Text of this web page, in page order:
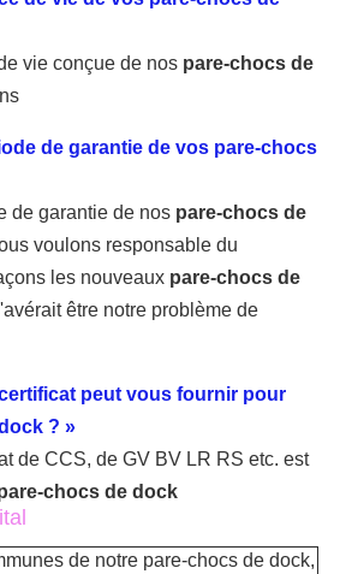
vie conçue de nos pare-chocs de
de garantie de vos pare-chocs
de garantie de nos pare-chocs de
voulons responsable du
les nouveaux pare-chocs de
être notre problème de
peut vous fournir pour
? »
de CCS, de GV BV LR RS etc. est
chocs de dock
de notre pare-chocs de dock,